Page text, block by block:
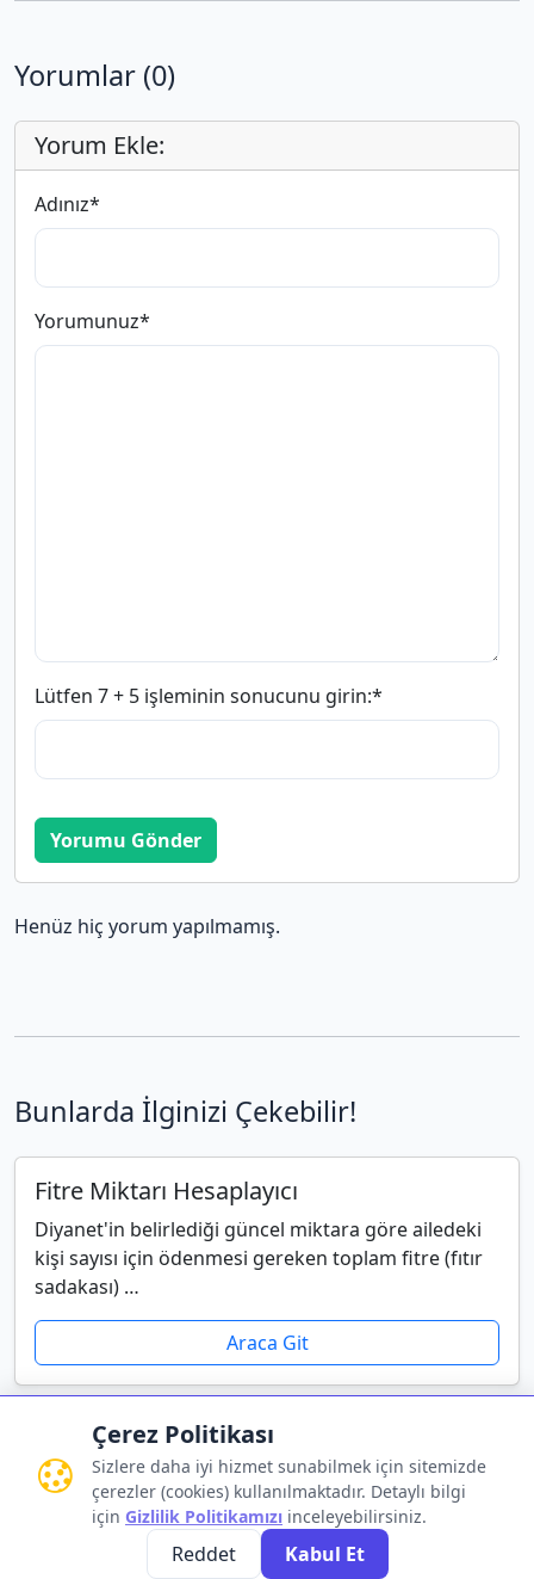
Yorumlar (0)
Yorum Ekle:
Adınız*
Yorumunuz*
Lütfen 7 + 5 işleminin sonucunu girin:*
Yorumu Gönder
Henüz hiç yorum yapılmamış.
Bunlarda İlginizi Çekebilir!
Fitre Miktarı Hesaplayıcı
Diyanet'in belirlediği güncel miktara göre ailedeki
kişi sayısı için ödenmesi gereken toplam fitre (fıtır
sadakası) …
Araca Git
Çerez Politikası
Sizlere daha iyi hizmet sunabilmek için sitemizde
çerezler (cookies) kullanılmaktadır. Detaylı bilgi
için Gizlilik Politikamızı inceleyebilirsiniz.
Reddet Kabul Et
Gizlilik Politikası • Kullanım Koşulları • İletişim
© 2026 HesaplamaX.com - Tüm Hakları Saklıdır.